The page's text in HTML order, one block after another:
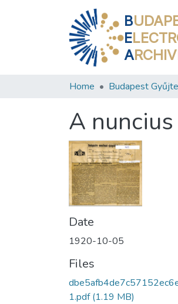
B
E
A
Home Budapest
A
Date
1920-10-05
Files
1.pdf(1.19 MB)